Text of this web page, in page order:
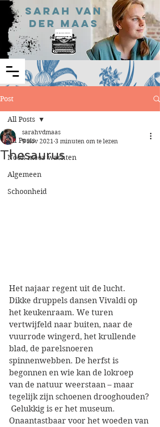
Sarah van
der Maas
Post
All Posts
Nooit meer wachten
Algemeen
Schoonheid
All Posts
Thesaurus
sarahvdmaas
9 nov 2021 3 minuten om te lezen
Het najaar regent uit de lucht.
Dikke druppels dansen Vivaldi op
het keukenraam. We turen
vertwijfeld naar buiten, naar de
vuurrode wingerd, het krullende
blad, de parelsnoeren
spinnenwebben. De herfst is
begonnen en wie kan de lokroep
van de natuur weerstaan – maar
tegelijk zijn schoenen drooghouden?
Onaantastbaar voor het woeden van